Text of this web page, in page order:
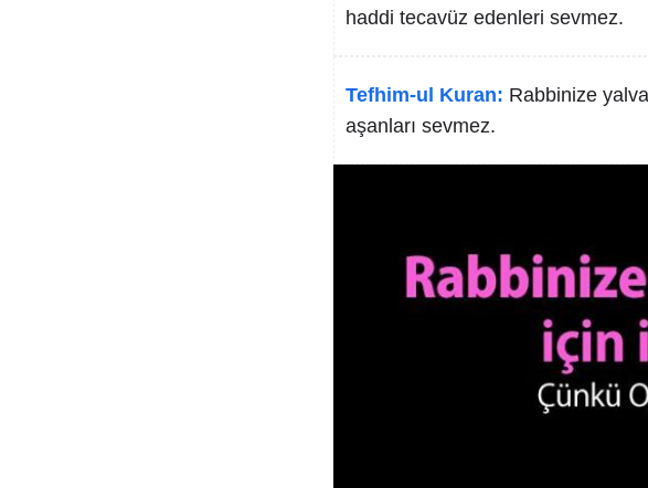
haddi tecavüz edenleri sevmez.
Tefhim-ul Kuran: Rabbinize
aşanları sevmez.